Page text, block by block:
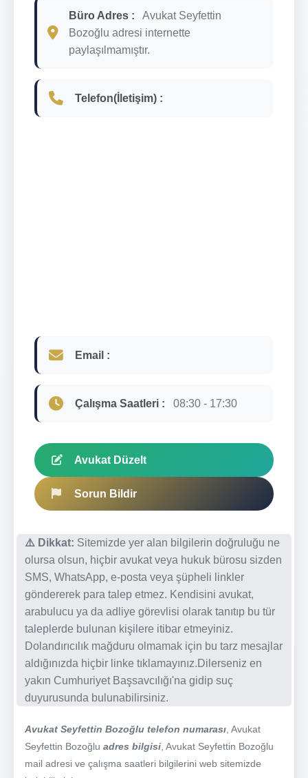
Büro Adres :
Avukat Seyfettin
Bozoğlu adresi internette
paylaşılmamıştır.
Telefon(İletişim) :
Email :
Çalışma Saatleri : 08:30 - 17:30
Avukat Düzelt
Sorun Bildir
⚠️ Dikkat: Sitemizde yer alan bilgilerin doğruluğu ne
olursa olsun, hiçbir avukat veya hukuk bürosu sizden
SMS, WhatsApp, e-posta veya şüpheli linkler
göndererek para talep etmez. Kendisini avukat,
arabulucu ya da adliye görevlisi olarak tanıtıp bu tür
taleplerde bulunan kişilere itibar etmeyiniz.
Dolandırıcılık mağduru olmamak için bu tarz mesajlar
aldığınızda hiçbir linke tıklamayınız.Dilerseniz en
yakın Cumhuriyet Başsavcılığı'na gidip suç
duyurusunda bulunabilirsiniz.
Avukat Seyfettin Bozoğlu telefon numarası , Avukat
Seyfettin Bozoğlu adres bilgisi , Avukat Seyfettin Bozoğlu
mail adresi ve çalışma saatleri bilgilerini web sitemizde